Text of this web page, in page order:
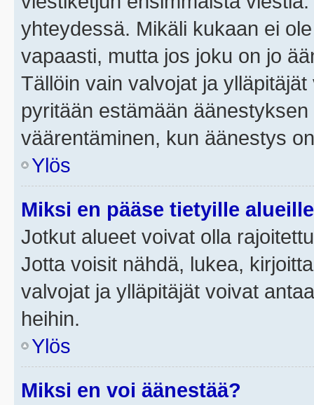
yhteydessä. Mikäli kukaan ei
vapaasti, mutta jos joku on jo
Tällöin vain valvojat ja
pyritään estämään
väärentäminen, kun äänestys
Ylös
Miksi en pääse tietyille
Jotkut alueet voivat olla
Jotta voisit nähdä, lukea,
valvojat ja ylläpitäjät voivat
heihin.
Ylös
Miksi en voi äänestää?